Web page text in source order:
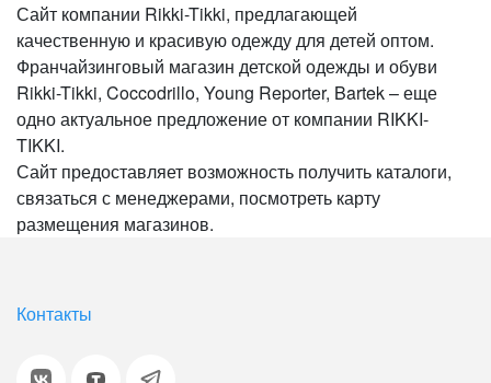
Сайт компании Rikki-Tikki, предлагающей
качественную и красивую одежду для детей оптом.
Франчайзинговый магазин детской одежды и обуви
Rikki-Tikki, Coccodrillo, Young Reporter, Bartek – еще
одно актуальное предложение от компании RIKKI-
TIKKI.
Сайт предоставляет возможность получить каталоги,
связаться с менеджерами, посмотреть карту
размещения магазинов.
Контакты